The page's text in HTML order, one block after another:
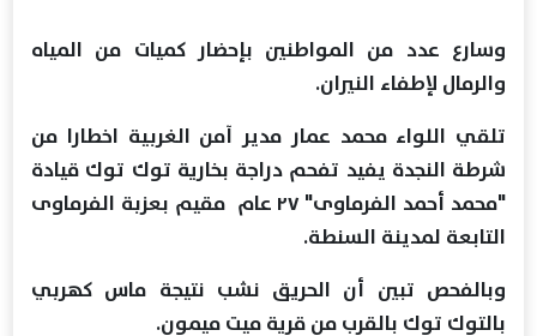
وسارع عدد من المواطنين بإحضار كميات من المياه
والرمال لإطفاء النيران.
تلقي اللواء محمد عمار مدير آمن الغربية اخطارا من
شرطة النجدة يفيد تفحم دراجة بخارية توك توك قيادة
"محمد أحمد الفرماوى" ٢٧ عام مقيم بعزبة الفرماوى
التابعة لمدينة السنطة.
وبالفحص تبين أن الحريق نشب نتيجة ماس كهربي
بالتوك توك بالقرب من قرية ميت ميمون.